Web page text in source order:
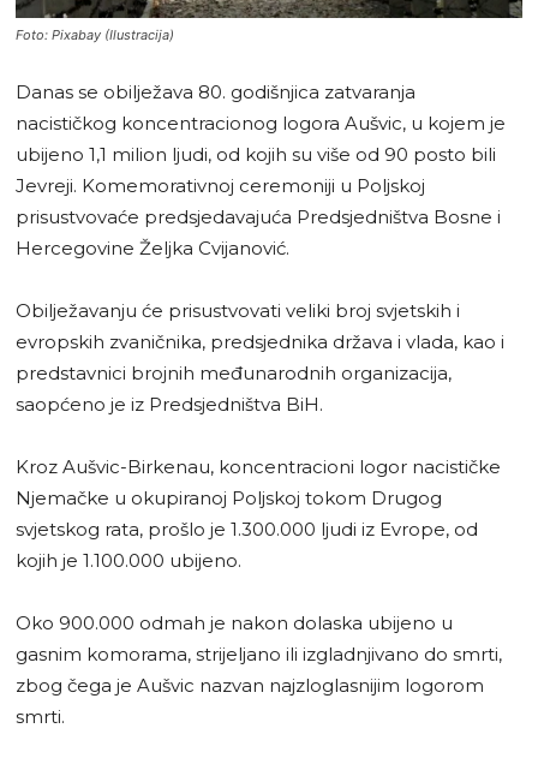
Foto: Pixabay (Ilustracija)
Danas se obilježava 80. godišnjica zatvaranja
nacističkog koncentracionog logora Aušvic, u kojem je
ubijeno 1,1 milion ljudi, od kojih su više od 90 posto bili
Jevreji. Komemorativnoj ceremoniji u Poljskoj
prisustvovaće predsjedavajuća Predsjedništva Bosne i
Hercegovine Željka Cvijanović.
Obilježavanju će prisustvovati veliki broj svjetskih i
evropskih zvaničnika, predsjednika država i vlada, kao i
predstavnici brojnih međunarodnih organizacija,
saopćeno je iz Predsjedništva BiH.
Kroz Aušvic-Birkenau, koncentracioni logor nacističke
Njemačke u okupiranoj Poljskoj tokom Drugog
svjetskog rata, prošlo je 1.300.000 ljudi iz Evrope, od
kojih je 1.100.000 ubijeno.
Oko 900.000 odmah je nakon dolaska ubijeno u
gasnim komorama, strijeljano ili izgladnjivano do smrti,
zbog čega je Aušvic nazvan najzloglasnijim logorom
smrti.